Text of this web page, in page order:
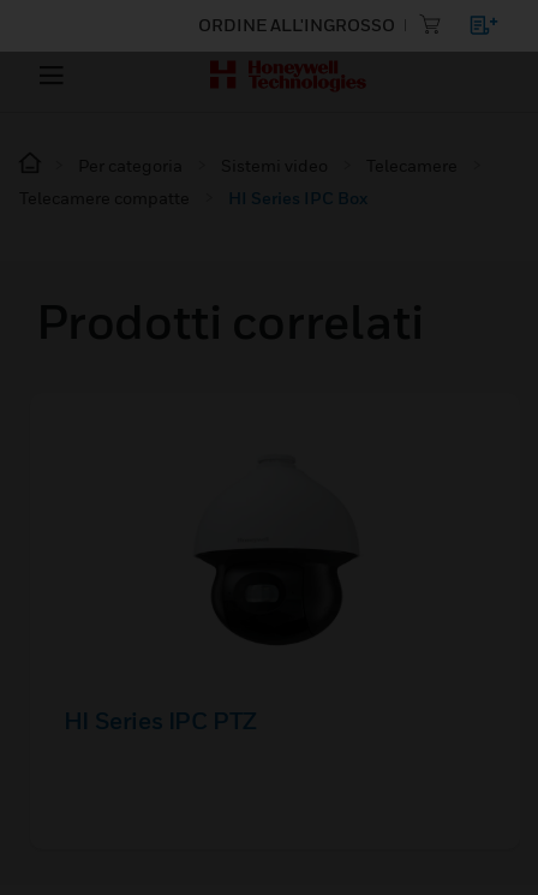
ORDINE ALL'INGROSSO
HI Series IPC Box
HI Series IPC PTZ